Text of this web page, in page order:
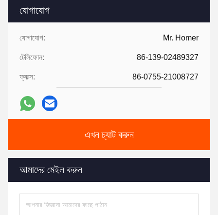
যোগাযোগ
যোগাযোগ: Mr. Homer
টেলিফোন: 86-139-02489327
ফ্যাক্স: 86-0755-21008727
এখন চ্যাট করুন
আমাদের মেইল করুন